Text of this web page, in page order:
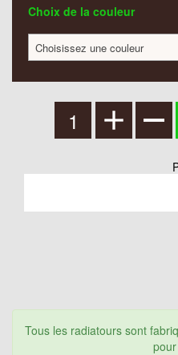
Choix de la couleur
Choisissez une couleur
Tous les radiatours sont